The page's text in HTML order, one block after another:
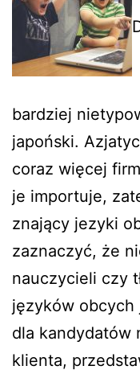
bardziej
japoński.
coraz więcej
je importuje,
znający jezyki
zaznaczyć, że
nauczycieli czy
języków obcych
dla kandydatów
klienta,